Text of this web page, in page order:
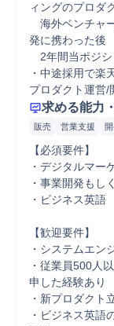
ィングのプロダ
海外ベンチャ
発に携わった後
2年間当ポジシ
・中途採用で楽
プロダクト運営/
求める能力
販売 営業支援
【必須要件】
・デジタルマー
・事業開発もし
・ビジネス英語
【歓迎要件】
・システムエン
・従業員500人
申した経験あり
・新プロダクト
・ビジネス英語